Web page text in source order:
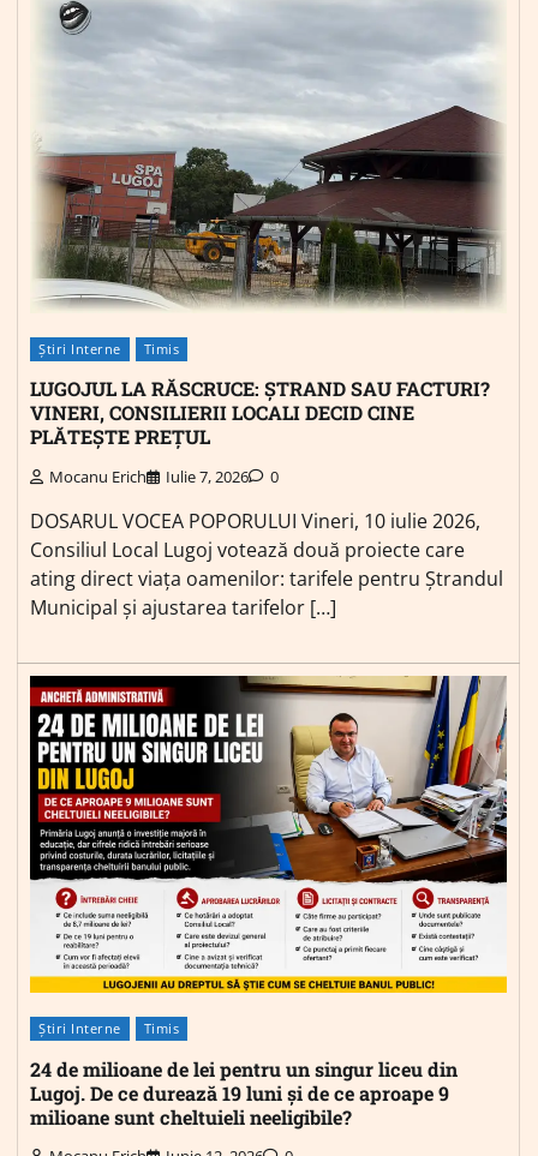
Știri Interne Timis
LUGOJUL LA RĂSCRUCE: ȘTRAND SAU FACTURI?
VINERI, CONSILIERII LOCALI DECID CINE
PLĂTEȘTE PREȚUL
Mocanu Erich Iulie 7, 2026 0
DOSARUL VOCEA POPORULUI Vineri, 10 iulie 2026,
Consiliul Local Lugoj votează două proiecte care
ating direct viața oamenilor: tarifele pentru Ștrandul
Municipal și ajustarea tarifelor […]
Știri Interne Timis
24 de milioane de lei pentru un singur liceu din
Lugoj. De ce durează 19 luni și de ce aproape 9
milioane sunt cheltuieli neeligibile?